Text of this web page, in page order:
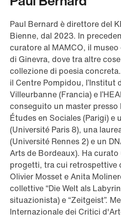
Paul Bernard è direttore del
Bienne, dal 2023. In
curatore al MAMCO, il
di Ginevra, dove tra altre
collezione di poesia
il Centre Pompidou, l’Institut
Villeurbanne (Francia) e
conseguito un master presso
Études en Sociales (Parigi) e
(Université Paris 8), una
(Université Rennes 2) e un
Arts de Bordeaux). Ha
progetti, tra cui retrospettive
Olivier Mosset e Anita
collettive “Die Welt als
situazionista) e “Zeitgeist”.
Internazionale dei Critici